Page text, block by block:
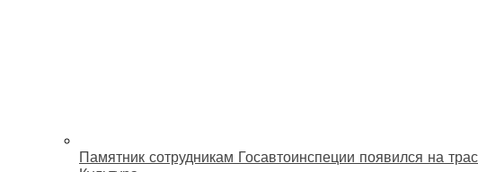
Памятник сотрудникам Госавтоинспеции появился на